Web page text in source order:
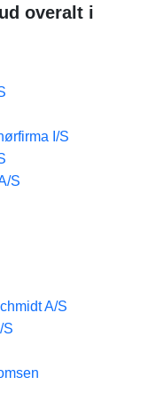
overalt i
I/S
S
A/S
S